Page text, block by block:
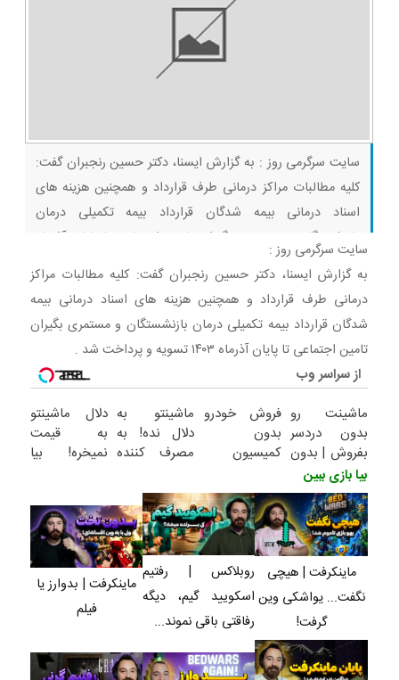
سایت سرگرمی روز : به گزارش ایسنا، دکتر حسین رنجبران گفت:
کلیه مطالبات مراکز درمانی طرف قرارداد و همچنین هزینه های
اسناد درمانی بیمه شدگان قرارداد بیمه تکمیلی درمان
بازنشستگان و مستمری بگیران تامین اجتماعی تا پایان آذرماه
۱۴۰۳ تسویه و پرداخت شد . بیا بازی ببین ماینکرفت | هیچی
نگفت… یواشکی وین گرفت! روبلاکس
سایت سرگرمی روز :
به گزارش ایسنا، دکتر حسین رنجبران گفت: کلیه مطالبات مراکز
درمانی طرف قرارداد و همچنین هزینه های اسناد درمانی بیمه
شدگان قرارداد بیمه تکمیلی درمان بازنشستگان و مستمری بگیران
تامین اجتماعی تا پایان آذرماه ۱۴۰۳ تسویه و پرداخت شد .
از سراسر وب
ماشینت رو
بدون دردسر
بفروش | بدون
کمسیون
فروش خودرو
بدون
کمیسیون
ماشینتو به
دلال نده! به
مصرف کننده
پاسخ به یک
تماس
دلال ماشینتو
به قیمت
نمیخره! بیا
خریدار واقعی*
بیا بازی ببین
ماینکرفت | هیچی
نگفت... یواشکی وین
گرفت!
روبلاکس | رفتیم
اسکویید گیم، دیگه
رفاقتی باقی نموند...
ماینکرفت | بدوارز یا
فیلم